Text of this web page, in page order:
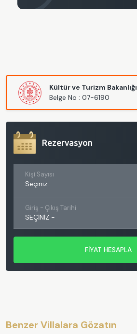
Kültür ve Turizm Bakanlığı
Belge No : 07-6190
Rezervasyon
Kişi Sayısı
Seçiniz
Giriş - Çıkış Tarihi
SEÇINIZ -
FİYAT HESAPLA
Benzer Villalara Gözatın